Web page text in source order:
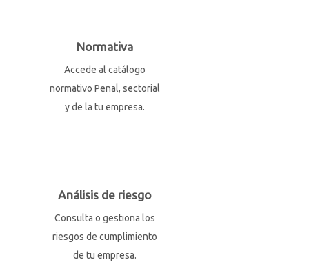
Normativa
Accede al catálogo
normativo Penal, sectorial
y de la tu empresa.
Análisis de riesgo
Consulta o gestiona los
riesgos de cumplimiento
de tu empresa.